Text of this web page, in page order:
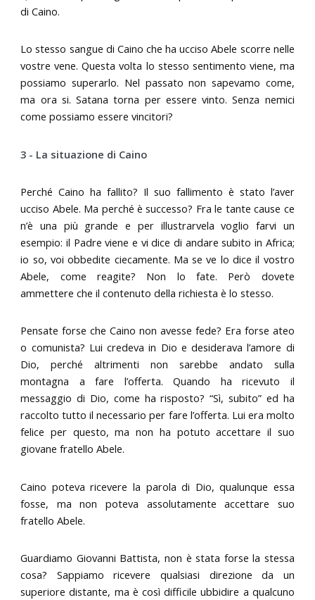
di Caino.
Lo stesso sangue di Caino che ha ucciso Abele scorre nelle
vostre vene. Questa volta lo stesso sentimento viene, ma
possiamo superarlo. Nel passato non sapevamo come,
ma ora si. Satana torna per essere vinto. Senza nemici
come possiamo essere vincitori?
3 - La situazione di Caino
Perché Caino ha fallito? Il suo fallimento è stato l’aver
ucciso Abele. Ma perché è successo? Fra le tante cause ce
n’è una più grande e per illustrarvela voglio farvi un
esempio: il Padre viene e vi dice di andare subito in Africa;
io so, voi obbedite ciecamente. Ma se ve lo dice il vostro
Abele, come reagite? Non lo fate. Però dovete
ammettere che il contenuto della richiesta è lo stesso.
Pensate forse che Caino non avesse fede? Era forse ateo
o comunista? Lui credeva in Dio e desiderava l’amore di
Dio, perché altrimenti non sarebbe andato sulla
montagna a fare l’offerta. Quando ha ricevuto il
messaggio di Dio, come ha risposto? “Sì, subito” ed ha
raccolto tutto il necessario per fare l’offerta. Lui era molto
felice per questo, ma non ha potuto accettare il suo
giovane fratello Abele.
Caino poteva ricevere la parola di Dio, qualunque essa
fosse, ma non poteva assolutamente accettare suo
fratello Abele.
Guardiamo Giovanni Battista, non è stata forse la stessa
cosa? Sappiamo ricevere qualsiasi direzione da un
superiore distante, ma è così difficile ubbidire a qualcuno